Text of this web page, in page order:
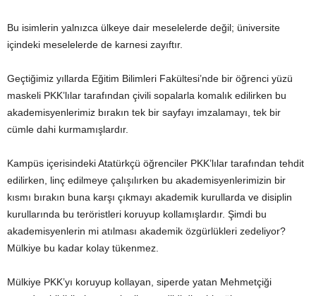
Bu isimlerin yalnızca ülkeye dair meselelerde değil; üniversite
içindeki meselelerde de karnesi zayıftır.
Geçtiğimiz yıllarda Eğitim Bilimleri Fakültesi’nde bir öğrenci yüzü
maskeli PKK’lılar tarafından çivili sopalarla komalık edilirken bu
akademisyenlerimiz bırakın tek bir sayfayı imzalamayı, tek bir
cümle dahi kurmamışlardır.
Kampüs içerisindeki Atatürkçü öğrenciler PKK’lılar tarafından tehdit
edilirken, linç edilmeye çalışılırken bu akademisyenlerimizin bir
kısmı bırakın buna karşı çıkmayı akademik kurullarda ve disiplin
kurullarında bu teröristleri koruyup kollamışlardır. Şimdi bu
akademisyenlerin mi atılması akademik özgürlükleri zedeliyor?
Mülkiye bu kadar kolay tükenmez.
Mülkiye PKK’yı koruyup kollayan, siperde yatan Mehmetçiği